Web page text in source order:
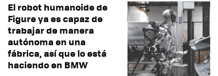
El robot humanoide de
Figure ya es capaz de
trabajar de manera
autónoma en una
fábrica, así que lo está
haciendo en BMW